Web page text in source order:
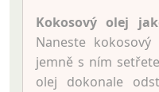
Kokosový olej
Naneste
jemně s ním
olej dokonale